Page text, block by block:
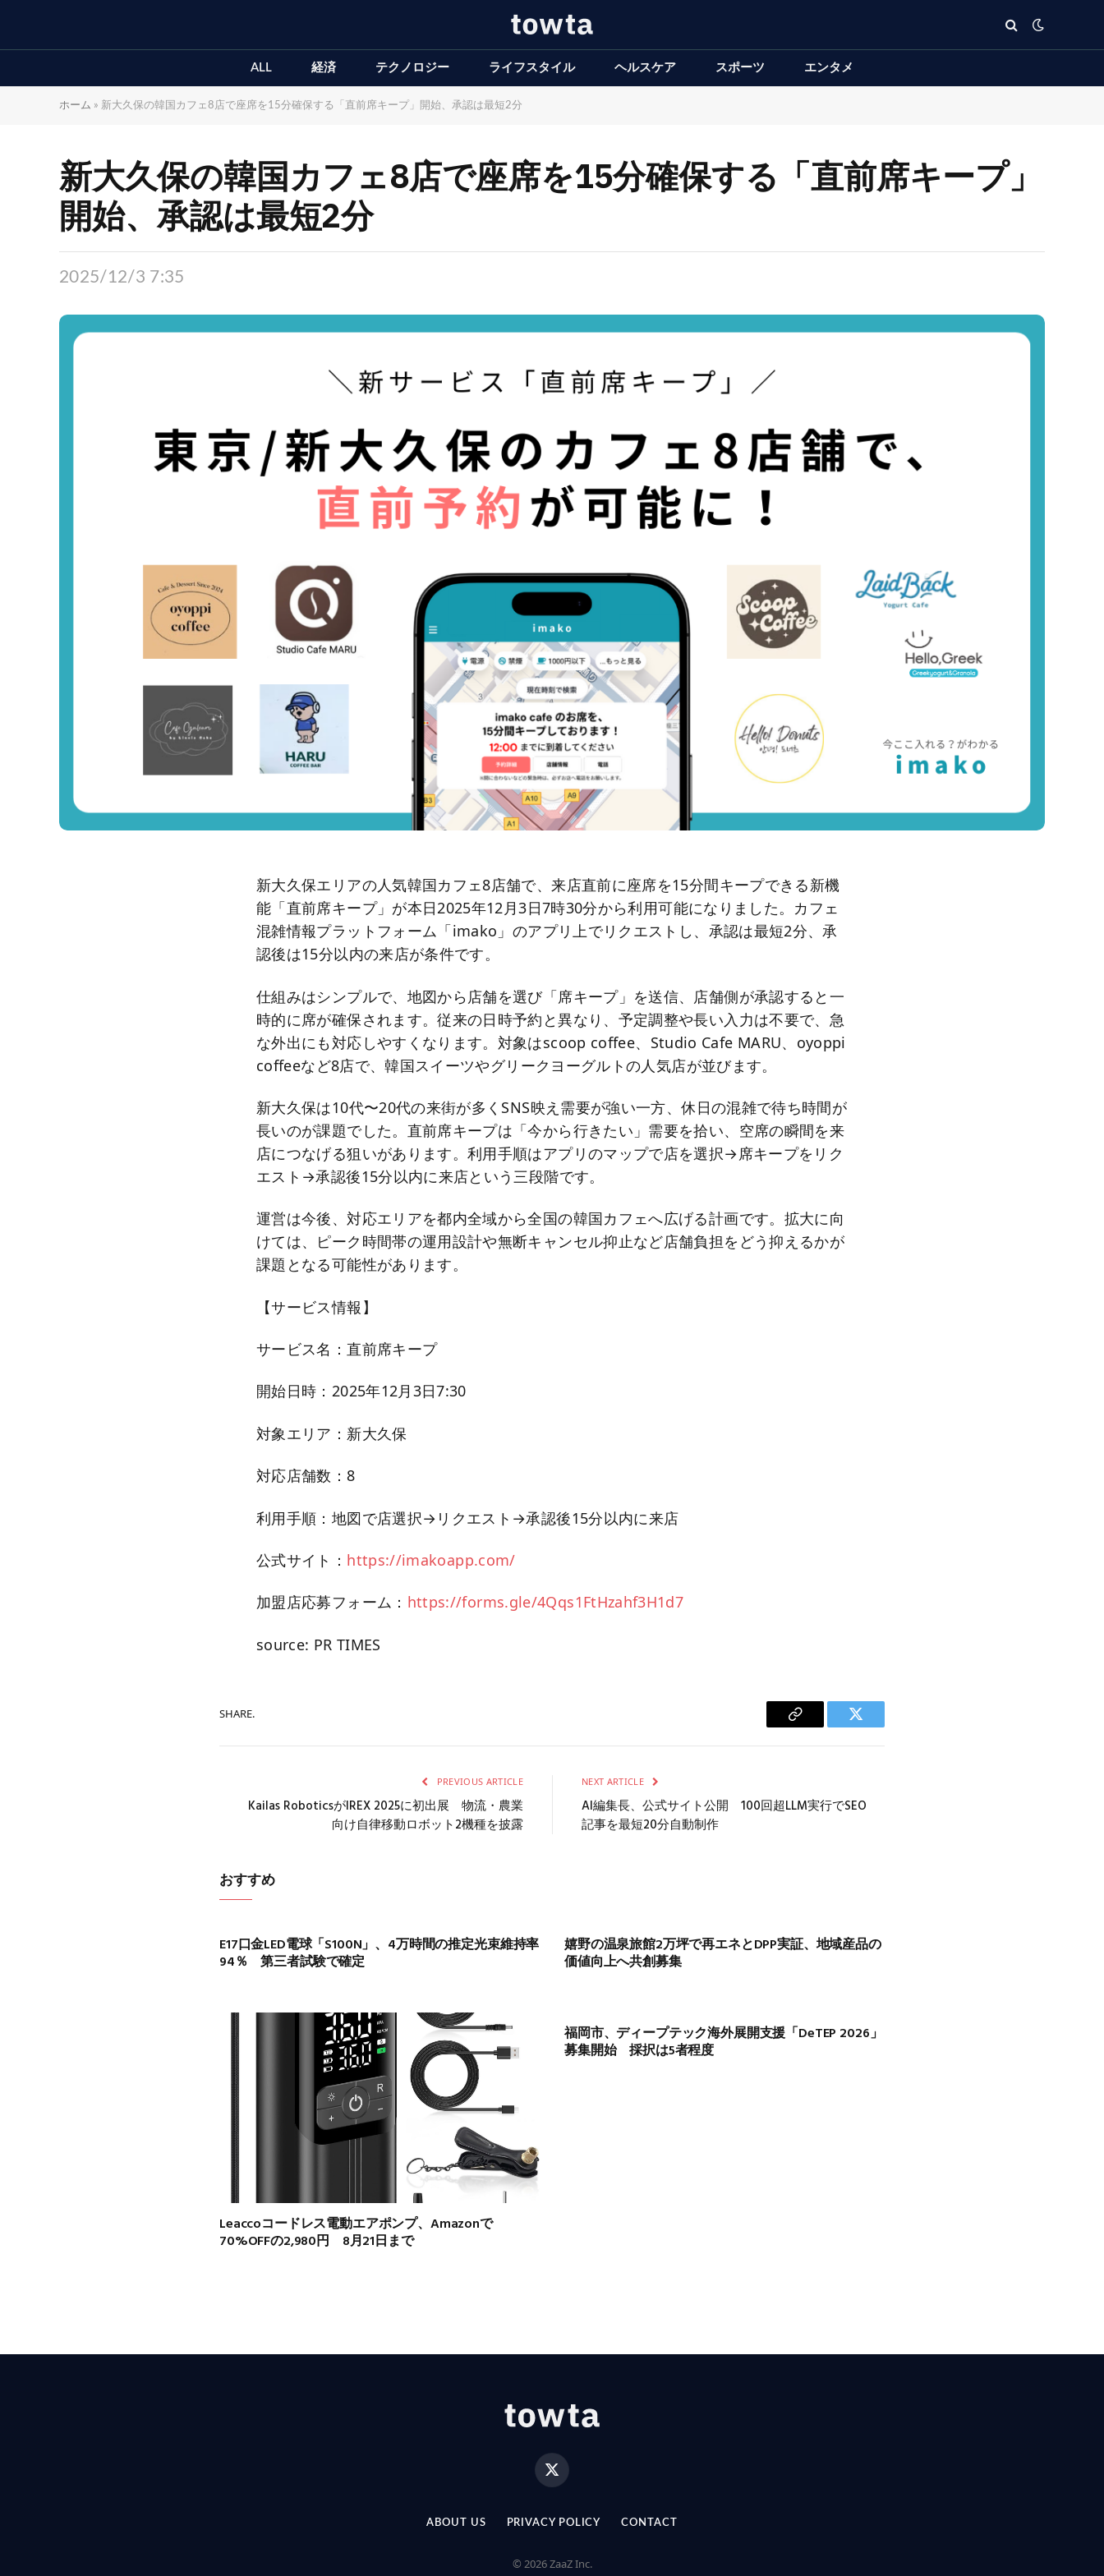
ALL 経済 テクノロジー ライフスタイル ヘルスケア スポーツ エンタメ
ホーム » 新大久保の韓国カフェ8店で座席を15分確保する「直前席キープ」開始、承認は最短2分
新大久保の韓国カフェ8店で座席を15分確保する「直前席キープ」
開始、承認は最短2分
2025/12/3 7:35
新大久保エリアの人気韓国カフェ8店舗で、来店直前に座席を15分間キープできる新機
能「直前席キープ」が本日2025年12月3日7時30分から利用可能になりました。カフェ
混雑情報プラットフォーム「imako」のアプリ上でリクエストし、承認は最短2分、承
認後は15分以内の来店が条件です。
仕組みはシンプルで、地図から店舗を選び「席キープ」を送信、店舗側が承認すると一
時的に席が確保されます。従来の日時予約と異なり、予定調整や長い入力は不要で、急
な外出にも対応しやすくなります。対象はscoop coffee、Studio Cafe MARU、oyoppi
coffeeなど8店で、韓国スイーツやグリークヨーグルトの人気店が並びます。
新大久保は10代〜20代の来街が多くSNS映え需要が強い一方、休日の混雑で待ち時間が
長いのが課題でした。直前席キープは「今から行きたい」需要を拾い、空席の瞬間を来
店につなげる狙いがあります。利用手順はアプリのマップで店を選択→席キープをリク
エスト→承認後15分以内に来店という三段階です。
運営は今後、対応エリアを都内全域から全国の韓国カフェへ広げる計画です。拡大に向
けては、ピーク時間帯の運用設計や無断キャンセル抑止など店舗負担をどう抑えるかが
課題となる可能性があります。
【サービス情報】
サービス名：直前席キープ
開始日時：2025年12月3日7:30
対象エリア：新大久保
対応店舗数：8
利用手順：地図で店選択→リクエスト→承認後15分以内に来店
公式サイト： https://imakoapp.com/
加盟店応募フォーム： https://forms.gle/4Qqs1FtHzahf3H1d7
source: PR TIMES
SHARE.
Copy
Twitter
PREVIOUS ARTICLE
Kailas RoboticsがIREX 2025に初出展 物流・農業
向け自律移動ロボット2機種を披露
NEXT ARTICLE
AI編集長、公式サイト公開 100回超LLM実行でSEO
記事を最短20分自動制作
おすすめ
E17口金LED電球「S100N」、4万時間の推定光束維持率
94％ 第三者試験で確定
嬉野の温泉旅館2万坪で再エネとDPP実証、地域産品の
価値向上へ共創募集
Leaccoコードレス電動エアポンプ、Amazonで
70%OFFの2,980円 8月21日まで
福岡市、ディープテック海外展開支援「DeTEP 2026」
募集開始 採択は5者程度
X
(Twitter)
ABOUT US PRIVACY POLICY CONTACT
© 2026 ZaaZ Inc.